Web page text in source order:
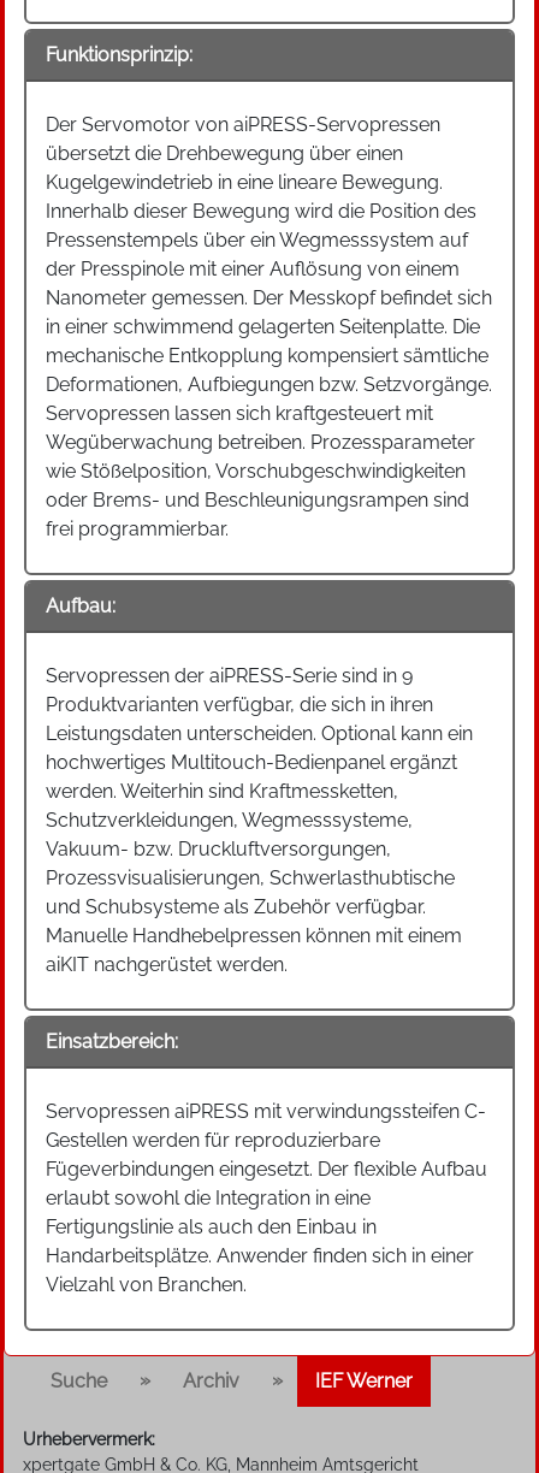
Funktionsprinzip:
Der Servomotor von aiPRESS-Servopressen
übersetzt die Drehbewegung über einen
Kugelgewindetrieb in eine lineare Bewegung.
Innerhalb dieser Bewegung wird die Position des
Pressenstempels über ein Wegmesssystem auf
der Presspinole mit einer Auflösung von einem
Nanometer gemessen. Der Messkopf befindet sich
in einer schwimmend gelagerten Seitenplatte. Die
mechanische Entkopplung kompensiert sämtliche
Deformationen, Aufbiegungen bzw. Setzvorgänge.
Servopressen lassen sich kraftgesteuert mit
Wegüberwachung betreiben. Prozessparameter
wie Stößelposition, Vorschubgeschwindigkeiten
oder Brems- und Beschleunigungsrampen sind
frei programmierbar.
Aufbau:
Servopressen der aiPRESS-Serie sind in 9
Produktvarianten verfügbar, die sich in ihren
Leistungsdaten unterscheiden. Optional kann ein
hochwertiges Multitouch-Bedienpanel ergänzt
werden. Weiterhin sind Kraftmessketten,
Schutzverkleidungen, Wegmesssysteme,
Vakuum- bzw. Druckluftversorgungen,
Prozessvisualisierungen, Schwerlasthubtische
und Schubsysteme als Zubehör verfügbar.
Manuelle Handhebelpressen können mit einem
aiKIT nachgerüstet werden.
Einsatzbereich:
Servopressen aiPRESS mit verwindungssteifen C-
Gestellen werden für reproduzierbare
Fügeverbindungen eingesetzt. Der flexible Aufbau
erlaubt sowohl die Integration in eine
Fertigungslinie als auch den Einbau in
Handarbeitsplätze. Anwender finden sich in einer
Vielzahl von Branchen.
Suche » Archiv » IEF Werner
Urhebervermerk:
xpertgate GmbH & Co. KG, Mannheim Amtsgericht